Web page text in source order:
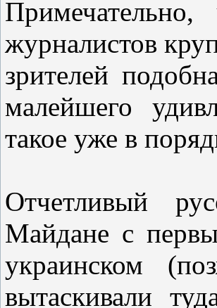
журналистов
зрителей
малейшего
такое уже в
Отчетливый
Майдане с
украинском
вытаскивали